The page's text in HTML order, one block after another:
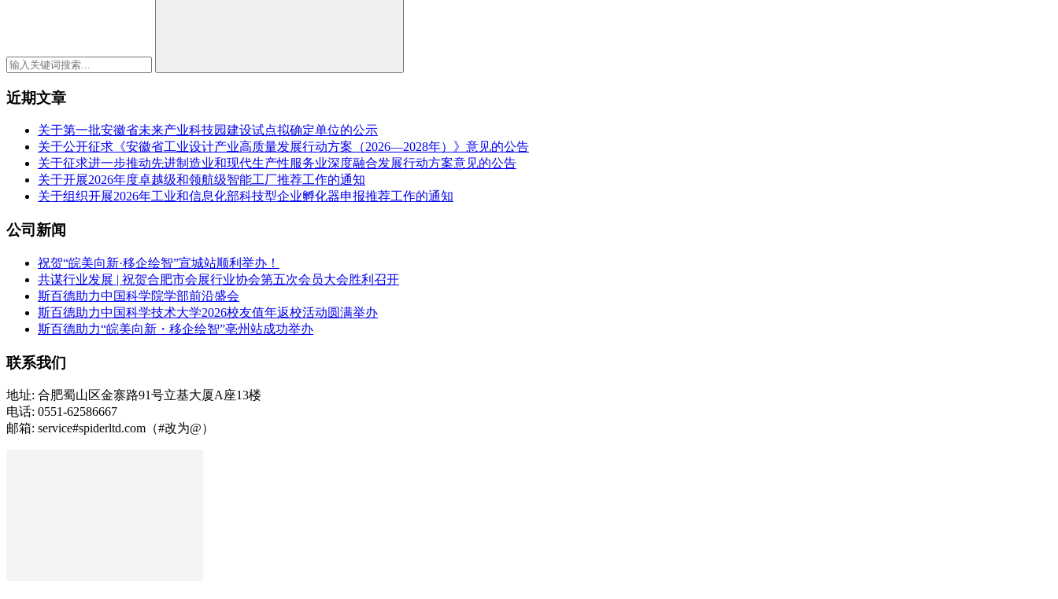
近期文章
关于第一批安徽省未来产业科技园建设试点拟确定单位的公示
关于公开征求《安徽省工业设计产业高质量发展行动方案（2026—2028年）》意见的公告
关于征求进一步推动先进制造业和现代生产性服务业深度融合发展行动方案意见的公告
关于开展2026年度卓越级和领航级智能工厂推荐工作的通知
关于组织开展2026年工业和信息化部科技型企业孵化器申报推荐工作的通知
公司新闻
祝贺“皖美向新·移企绘智”宣城站顺利举办！
共谋行业发展 | 祝贺合肥市会展行业协会第五次会员大会胜利召开
斯百德助力中国科学院学部前沿盛会
斯百德助力中国科学技术大学2026校友值年返校活动圆满举办
斯百德助力“皖美向新・移企绘智”亳州站成功举办
联系我们
地址: 合肥蜀山区金寨路91号立基大厦A座13楼
电话: 0551-62586667
邮箱: service#spiderltd.com（#改为@）